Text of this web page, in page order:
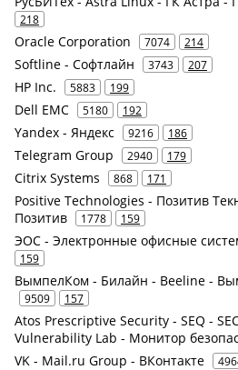
218
Oracle Corporation 7074 214
Softline - Софтлайн 3743 207
HP Inc. 5883 199
Dell EMC 5180 192
Yandex - Яндекс 9216 186
Telegram Group 2940 179
Citrix Systems 868 171
Positive Technologies - Позитив
Позитив
1778 159
ЭОС - Электронные офисные
159
ВымпелКом - Билайн - Beeline -
9509 157
Atos Prescriptive Security - SEQ -
Vulnerability Lab - Монитор
VK - Mail.ru Group - ВКонтакте